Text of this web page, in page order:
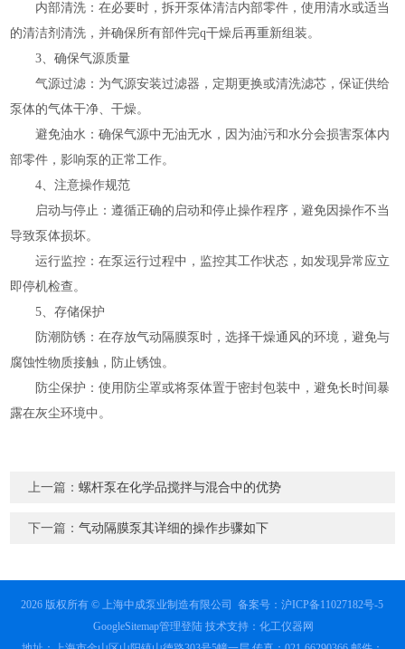
内部清洗：在必要时，拆开泵体清洁内部零件，使用清水或适当
的清洁剂清洗，并确保所有部件完q干燥后再重新组装。
3、确保气源质量
气源过滤：为气源安装过滤器，定期更换或清洗滤芯，保证供给
泵体的气体干净、干燥。
避免油水：确保气源中无油无水，因为油污和水分会损害泵体内
部零件，影响泵的正常工作。
4、注意操作规范
启动与停止：遵循正确的启动和停止操作程序，避免因操作不当
导致泵体损坏。
运行监控：在泵运行过程中，监控其工作状态，如发现异常应立
即停机检查。
5、存储保护
防潮防锈：在存放气动隔膜泵时，选择干燥通风的环境，避免与
腐蚀性物质接触，防止锈蚀。
防尘保护：使用防尘罩或将泵体置于密封包装中，避免长时间暴
露在灰尘环境中。
上一篇：螺杆泵在化学品搅拌与混合中的优势
下一篇：气动隔膜泵其详细的操作步骤如下
2026 版权所有 © 上海中成泵业制造有限公司备案号：沪ICP备11027182号-5
GoogleSitemap管理登陆 技术支持：化工仪器网